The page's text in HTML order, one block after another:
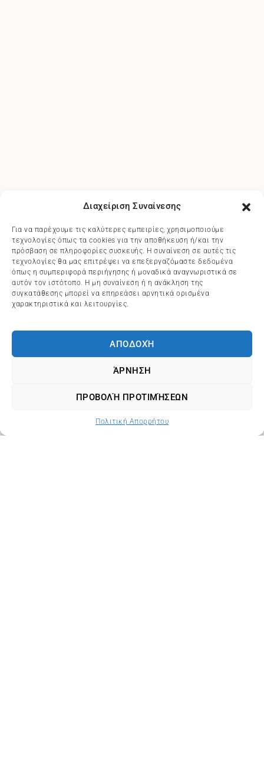
Διαχείριση Συναίνεσης
Για να παρέχουμε τις καλύτερες εμπειρίες, χρησιμοποιούμε
τεχνολογίες όπως τα cookies για την αποθήκευση ή/και την
πρόσβαση σε πληροφορίες συσκευής. Η συναίνεση σε αυτές τις
τεχνολογίες θα μας επιτρέψει να επεξεργαζόμαστε δεδομένα
όπως η συμπεριφορά περιήγησης ή μοναδικά αναγνωριστικά σε
αυτόν τον ιστότοπο. Η μη συναίνεση ή η ανάκληση της
συγκατάθεσης μπορεί να επηρεάσει αρνητικά ορισμένα
χαρακτηριστικά και λειτουργίες.
ΑΠΟΔΟΧΉ
ΆΡΝΗΣΗ
ΠΡΟΒΟΛΉ ΠΡΟΤΙΜΉΣΕΩΝ
Πολιτική Απορρήτου